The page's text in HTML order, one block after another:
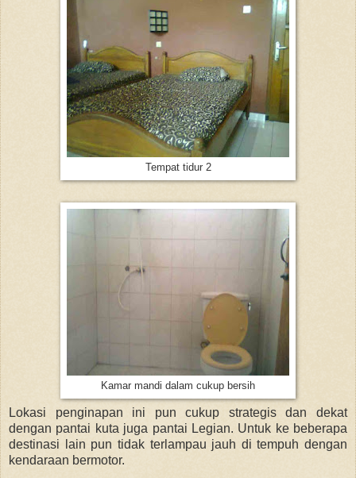
Tempat tidur 2
Kamar mandi dalam cukup bersih
Lokasi penginapan ini pun cukup strategis dan dekat
dengan pantai kuta juga pantai Legian. Untuk ke beberapa
destinasi lain pun tidak terlampau jauh di tempuh dengan
kendaraan bermotor.